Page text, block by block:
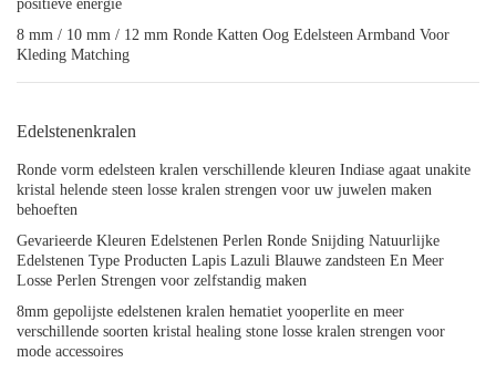
positieve energie
8 mm / 10 mm / 12 mm Ronde Katten Oog Edelsteen Armband Voor
Kleding Matching
Edelstenenkralen
Ronde vorm edelsteen kralen verschillende kleuren Indiase agaat unakite
kristal helende steen losse kralen strengen voor uw juwelen maken
behoeften
Gevarieerde Kleuren Edelstenen Perlen Ronde Snijding Natuurlijke
Edelstenen Type Producten Lapis Lazuli Blauwe zandsteen En Meer
Losse Perlen Strengen voor zelfstandig maken
8mm gepolijste edelstenen kralen hematiet yooperlite en meer
verschillende soorten kristal healing stone losse kralen strengen voor
mode accessoires